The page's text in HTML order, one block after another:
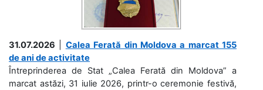
31.07.2026
Calea Ferată din Moldova a marcat 155
de ani de activitate
Întreprinderea de Stat „Calea Ferată din Moldova” a
marcat astăzi, 31 iulie 2026, printr-o ceremonie festivă,